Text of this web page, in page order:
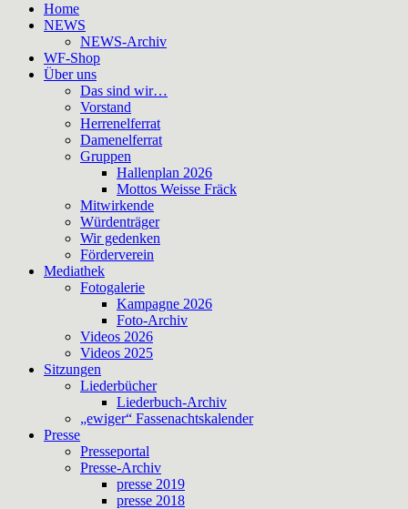
Home
NEWS
NEWS-Archiv
WF-Shop
Über uns
Das sind wir…
Vorstand
Herrenelferrat
Damenelferrat
Gruppen
Hallenplan 2026
Mottos Weisse Fräck
Mitwirkende
Würdenträger
Wir gedenken
Förderverein
Mediathek
Fotogalerie
Kampagne 2026
Foto-Archiv
Videos 2026
Videos 2025
Sitzungen
Liederbücher
Liederbuch-Archiv
„ewiger“ Fassenachtskalender
Presse
Presseportal
Presse-Archiv
presse 2019
presse 2018